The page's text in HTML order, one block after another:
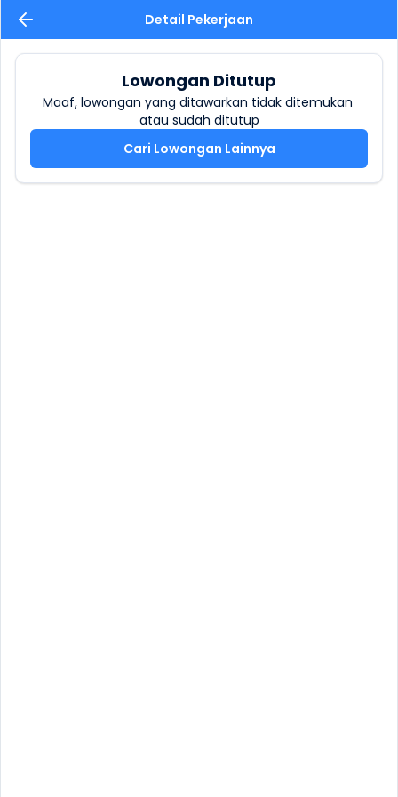
Detail Pekerjaan
Lowongan Ditutup
Maaf, lowongan yang ditawarkan tidak ditemukan
atau sudah ditutup
Cari Lowongan Lainnya